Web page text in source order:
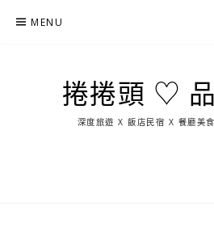
MENU
捲捲頭 ♡
深度旅遊 X 飯店民宿 X 餐廳美